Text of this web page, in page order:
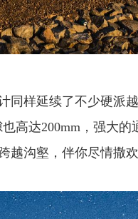
同样延续了不少硬派
高达200mm，强大
越沟壑，伴你尽情撒